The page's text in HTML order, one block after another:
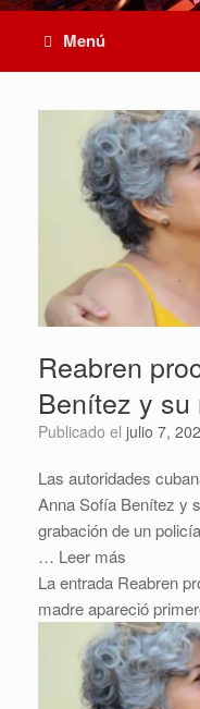
Menú
Reabren
Benítez y su
Publicado el julio 7,
Las autoridades
Anna Sofía Benítez y
grabación de un
… Leer más
La entrada Reabren
madre apareció